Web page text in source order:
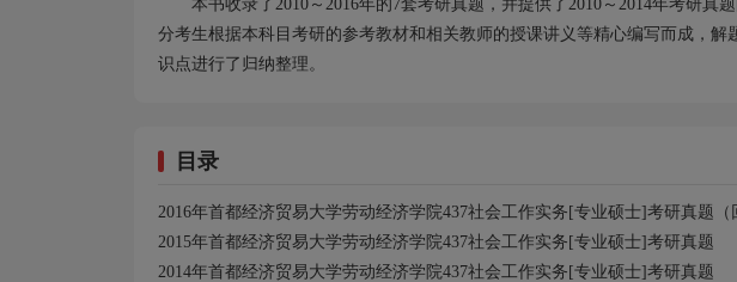
本书收录了2010～2016年的7套考研真题，并提供了2010～2014年考研真
分考生根据本科目考研的参考教材和相关教师的授课讲义等精心编写而成，
识点进行了归纳整理。
目录
2016年首都经济贸易大学劳动经济学院437社会工作实务[专业硕士]考研真题（
2015年首都经济贸易大学劳动经济学院437社会工作实务[专业硕士]考研真题
2014年首都经济贸易大学劳动经济学院437社会工作实务[专业硕士]考研真题